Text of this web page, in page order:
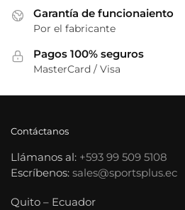
Garantía de funcionaiento
Por el fabricante
Pagos 100% seguros
MasterCard / Visa
Contáctanos
Llámanos al: +593 99 509 5108
Escríbenos: sales@sportsplus.ec
Quito – Ecuador